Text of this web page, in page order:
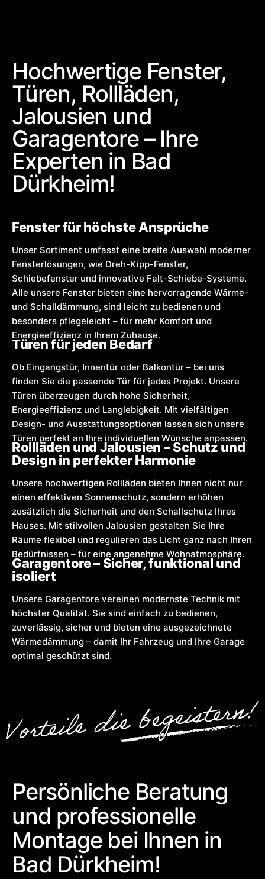
Hochwertige Fenster,
Türen, Rollläden,
Jalousien und
Garagentore – Ihre
Experten in Bad
Dürkheim!
Fenster für höchste Ansprüche
Unser Sortiment umfasst eine breite Auswahl moderner
Fensterlösungen, wie Dreh-Kipp-Fenster,
Schiebefenster und innovative Falt-Schiebe-Systeme.
Alle unsere Fenster bieten eine hervorragende Wärme-
und Schalldämmung, sind leicht zu bedienen und
besonders pflegeleicht – für mehr Komfort und
Energieeffizienz in Ihrem Zuhause.
Türen für jeden Bedarf
Ob Eingangstür, Innentür oder Balkontür – bei uns
finden Sie die passende Tür für jedes Projekt. Unsere
Türen überzeugen durch hohe Sicherheit,
Energieeffizienz und Langlebigkeit. Mit vielfältigen
Design- und Ausstattungsoptionen lassen sich unsere
Türen perfekt an Ihre individuellen Wünsche anpassen.
Rollläden und Jalousien – Schutz und
Design in perfekter Harmonie
Unsere hochwertigen Rollläden bieten Ihnen nicht nur
einen effektiven Sonnenschutz, sondern erhöhen
zusätzlich die Sicherheit und den Schallschutz Ihres
Hauses. Mit stilvollen Jalousien gestalten Sie Ihre
Räume flexibel und regulieren das Licht ganz nach Ihren
Bedürfnissen – für eine angenehme Wohnatmosphäre.
Garagentore – Sicher, funktional und
isoliert
Unsere Garagentore vereinen modernste Technik mit
höchster Qualität. Sie sind einfach zu bedienen,
zuverlässig, sicher und bieten eine ausgezeichnete
Wärmedämmung – damit Ihr Fahrzeug und Ihre Garage
optimal geschützt sind.
Persönliche Beratung
und professionelle
Montage bei Ihnen in
Bad Dürkheim!